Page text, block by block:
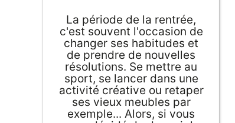
La période de la rentrée,
c'est souvent l'occasion de
changer ses habitudes et
de prendre de nouvelles
résolutions. Se mettre au
sport, se lancer dans une
activité créative ou retaper
ses vieux meubles par
exemple... Alors, si vous
IDÉES CADEAUX
OBJETS PERSONNALISÉS